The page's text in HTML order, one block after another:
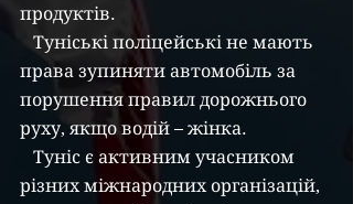
продуктів.
права зупиняти автомобіль за
порушення правил дорожнього
руху, якщо водій – жінка.
різних міжнародних організацій,